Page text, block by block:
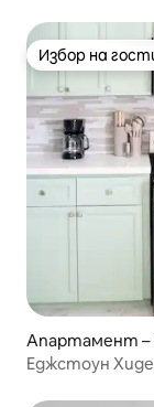
Избор на
Избор на
Апартамент –
Еджстоун